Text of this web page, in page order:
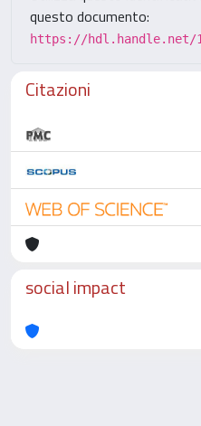
questo documento:
https://hdl.handle.net/
Citazioni
social impact